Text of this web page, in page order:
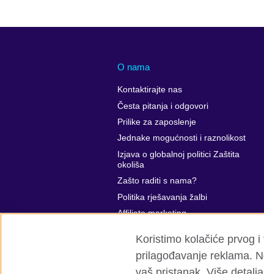
O nama
Kontaktirajte nas
Česta pitanja i odgovori
Prilike za zaposlenje
Jednake mogućnosti i raznolikost
Izjava o globalnoj politici Zaštita
okoliša
Zašto raditi s nama?
Politika rješavanja žalbi
Affiliate marketing
Koristimo kolačiće prvog
prilagođavanje reklama.